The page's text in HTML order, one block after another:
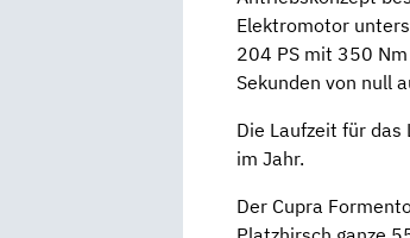
Elektromotor
204 PS mit 350
Sekunden von null
Die Laufzeit für das
im Jahr.
Der Cupra